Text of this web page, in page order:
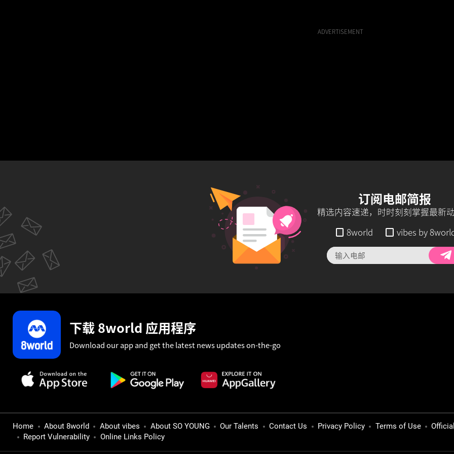
ADVERTISEMENT
订阅电邮简报
精选内容速递，时时刻刻掌握最新
8world
vibes by
下载 8world 应用程序
Download our app and get the latest news updates on-the-go
Home About 8world About vibes About SO YOUNG Our Talents Contact Us Privacy Policy Terms of Use
Report Vulnerability
Online Links Policy